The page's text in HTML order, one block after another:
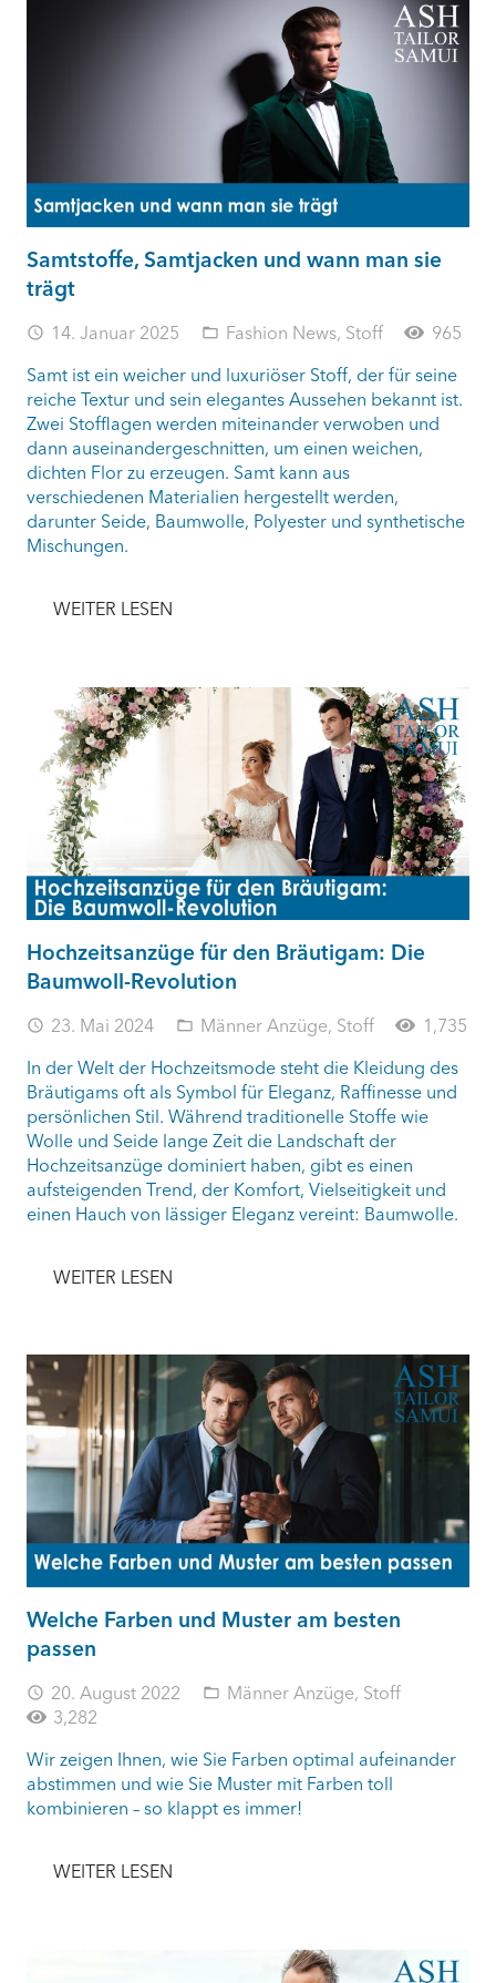
Samtstoffe, Samtjacken und wann man sie
trägt
access_time 14. Januar 2025 folder_open Fashion News, Stoff
965
Samt ist ein weicher und luxuriöser Stoff, der für seine
reiche Textur und sein elegantes Aussehen bekannt ist.
Zwei Stofflagen werden miteinander verwoben und
dann auseinandergeschnitten, um einen weichen,
dichten Flor zu erzeugen. Samt kann aus
verschiedenen Materialien hergestellt werden,
darunter Seide, Baumwolle, Polyester und synthetische
Mischungen.
WEITER LESEN
Hochzeitsanzüge für den Bräutigam: Die
Baumwoll-Revolution
access_time 23. Mai 2024 folder_open Männer Anzüge, Stoff
1,735
In der Welt der Hochzeitsmode steht die Kleidung des
Bräutigams oft als Symbol für Eleganz, Raffinesse und
persönlichen Stil. Während traditionelle Stoffe wie
Wolle und Seide lange Zeit die Landschaft der
Hochzeitsanzüge dominiert haben, gibt es einen
aufsteigenden Trend, der Komfort, Vielseitigkeit und
einen Hauch von lässiger Eleganz vereint: Baumwolle.
WEITER LESEN
Welche Farben und Muster am besten
passen
access_time 20. August 2022 folder_open Männer Anzüge, Stoff
3,282
Wir zeigen Ihnen, wie Sie Farben optimal aufeinander
abstimmen und wie Sie Muster mit Farben toll
kombinieren – so klappt es immer!
WEITER LESEN